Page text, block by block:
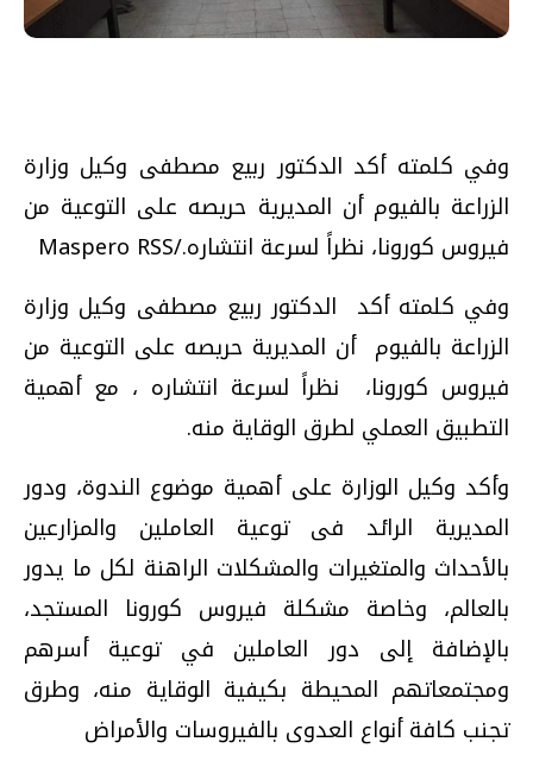
وفي كلمته أكد الدكتور ربيع مصطفى وكيل وزارة
الزراعة بالفيوم أن المديرية حريصه على التوعية من
فيروس كورونا، نظراً لسرعة انتشاره./Maspero RSS
وفي كلمته أكد الدكتور ربيع مصطفى وكيل وزارة
الزراعة بالفيوم أن المديرية حريصه على التوعية من
فيروس كورونا، نظراً لسرعة انتشاره ، مع أهمية
التطبيق العملي لطرق الوقاية منه.
وأكد وكيل الوزارة على أهمية موضوع الندوة، ودور
المديرية الرائد فى توعية العاملين والمزارعين
بالأحداث والمتغيرات والمشكلات الراهنة لكل ما يدور
بالعالم، وخاصة مشكلة فيروس كورونا المستجد،
بالإضافة إلى دور العاملين في توعية أسرهم
ومجتمعاتهم المحيطة بكيفية الوقاية منه، وطرق
تجنب كافة أنواع العدوى بالفيروسات والأمراض